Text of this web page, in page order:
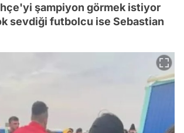
şampiyon görmek istiyor
sevdiği futbolcu ise Sebastian